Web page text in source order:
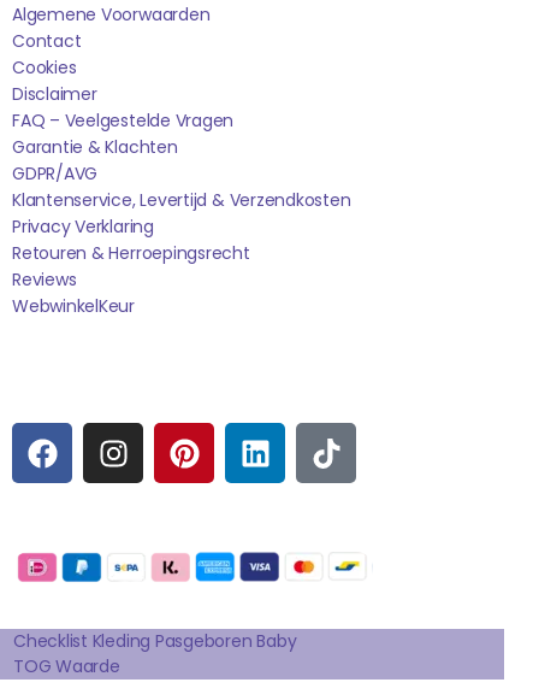
Algemene Voorwaarden
Contact
Cookies
Disclaimer
FAQ – Veelgestelde Vragen
Garantie & Klachten
GDPR/AVG
Klantenservice, Levertijd & Verzendkosten
Privacy Verklaring
Retouren & Herroepingsrecht
Reviews
WebwinkelKEur
F
A
C
B
O
O
K
I
N
S
A
R
A
M
P
I
N
E
R
E
S
T
L
I
N
E
D
I
N
T
I
K
O
K
Checklist Kleding Pasgeboren Baby
TOG Waarde